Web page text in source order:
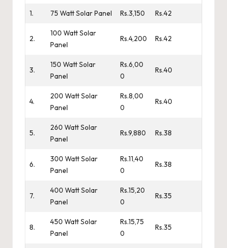
1. 75 Watt Solar Panel Rs.3,150 Rs.42
2.
100 Watt Solar
Panel
Rs.4,200 Rs.42
3.
150 Watt Solar
Panel
Rs.6,00
0
Rs.40
4.
200 Watt Solar
Panel
Rs.8,00
0
Rs.40
5.
260 Watt Solar
Panel
Rs.9,880 Rs.38
6.
300 Watt Solar
Panel
Rs.11,40
0
Rs.38
7.
400 Watt Solar
Panel
Rs.15,20
0
Rs.35
8.
450 Watt Solar
Panel
Rs.15,75
0
Rs.35